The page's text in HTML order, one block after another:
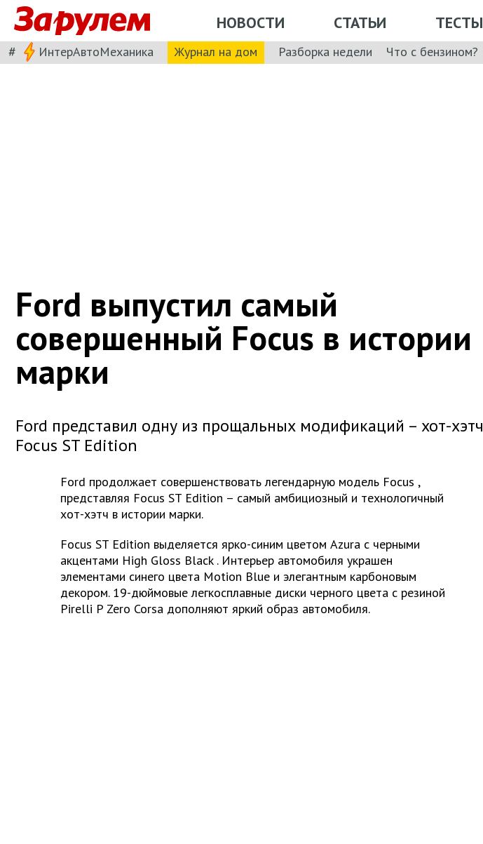
НОВОСТИ СТАТЬИ ТЕСТЫ
# ИнтерАвтоМеханика Журнал на дом Разборка недели Что с бензином?
Ford выпустил самый
совершенный Focus в истории
марки
Ford представил одну из прощальных модификаций – хот-хэтч
Focus ST Edition
Ford продолжает совершенствовать легендарную модель Focus ,
представляя Focus ST Edition – самый амбициозный и технологичный
хот-хэтч в истории марки.
Focus ST Edition выделяется ярко-синим цветом Azura с черными
акцентами High Gloss Black . Интерьер автомобиля украшен
элементами синего цвета Motion Blue и элегантным карбоновым
декором. 19-дюймовые легкосплавные диски черного цвета с резиной
Pirelli P Zero Corsa дополняют яркий образ автомобиля.